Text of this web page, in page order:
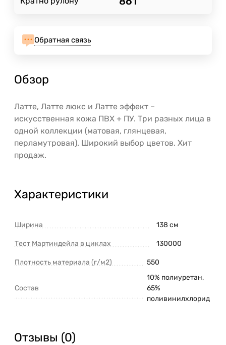
Обратная связь
Обзор
Латте, Латте люкс и Латте эффект –
искусственная кожа ПВХ + ПУ. Три разных лица в
одной коллекции (матовая, глянцевая,
перламутровая). Широкий выбор цветов. Хит
продаж.
Характеристики
Ширина 138 см
Тест Мартиндейла в циклах 130000
Плотность материала (г/м2) 550
Состав
10% полиуретан,
65%
поливинилхлорид
Отзывы (0)